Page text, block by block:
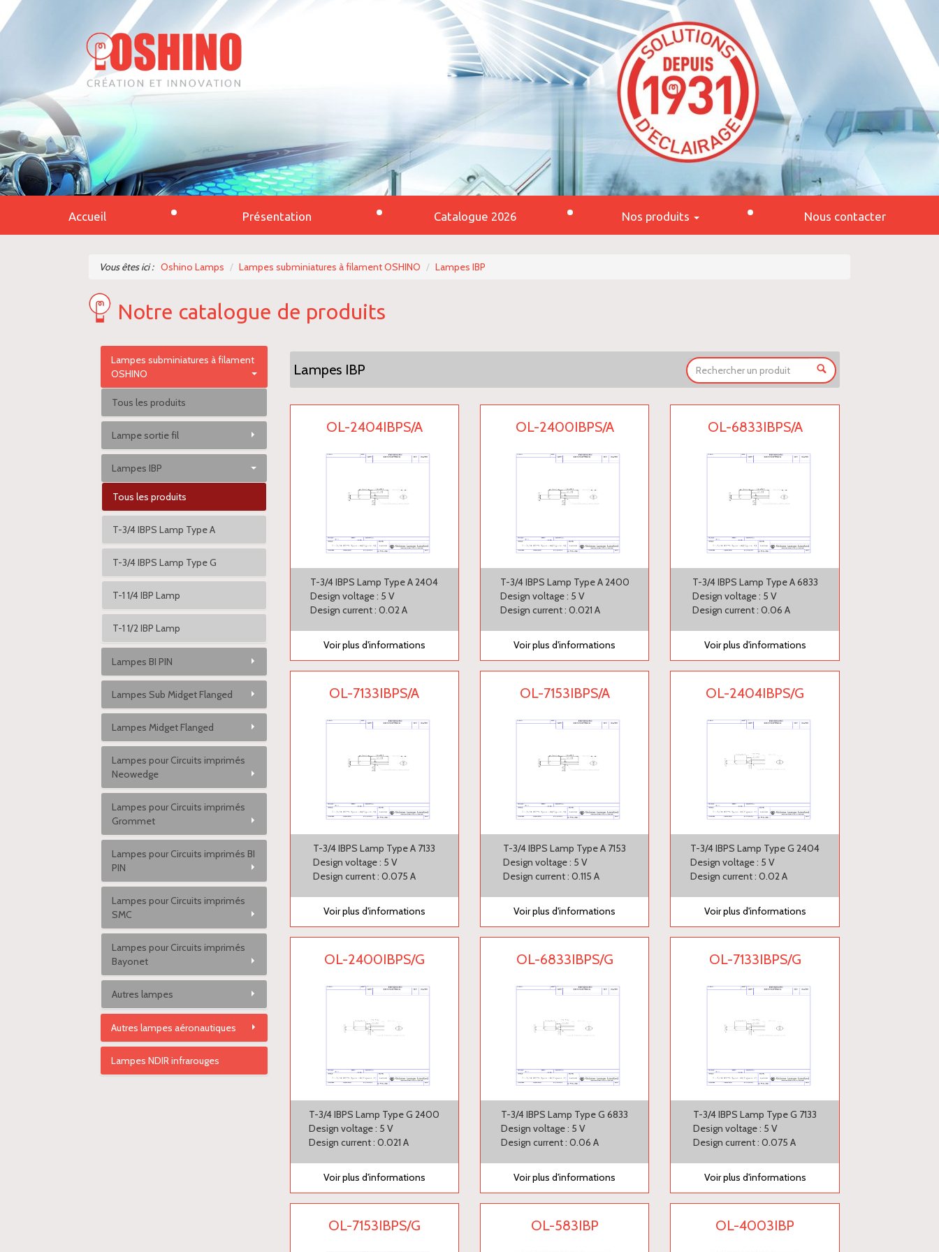
Accueil Présentation Catalogue 2026 Nos produits Nous contacter
Vous êtes ici : Oshino Lamps Lampes subminiatures à filament OSHINO Lampes IBP
Notre catalogue de produits
Lampes subminiatures à filament
OSHINO
Tous les produits
Lampe sortie fil
Lampes IBP
Tous les produits
T-3/4 IBPS Lamp Type A
T-3/4 IBPS Lamp Type G
T-1 1/4 IBP Lamp
T-1 1/2 IBP Lamp
Lampes BI PIN
Lampes Sub Midget Flanged
Lampes Midget Flanged
Lampes pour Circuits imprimés
Neowedge
Lampes pour Circuits imprimés
Grommet
Lampes pour Circuits imprimés BI
PIN
Lampes pour Circuits imprimés
SMC
Lampes pour Circuits imprimés
Bayonet
Autres lampes
Autres lampes aéronautiques
Lampes NDIR infrarouges
Lampes IBP
OL-2404IBPS/A
T-3/4 IBPS Lamp Type A 2404
Design voltage : 5 V
Design current : 0.02 A
Voir plus d'informations
OL-2400IBPS/A
T-3/4 IBPS Lamp Type A 2400
Design voltage : 5 V
Design current : 0.021 A
Voir plus d'informations
OL-6833IBPS/A
T-3/4 IBPS Lamp Type A 6833
Design voltage : 5 V
Design current : 0.06 A
Voir plus d'informations
OL-7133IBPS/A
T-3/4 IBPS Lamp Type A 7133
Design voltage : 5 V
Design current : 0.075 A
Voir plus d'informations
OL-7153IBPS/A
T-3/4 IBPS Lamp Type A 7153
Design voltage : 5 V
Design current : 0.115 A
Voir plus d'informations
OL-2404IBPS/G
T-3/4 IBPS Lamp Type G 2404
Design voltage : 5 V
Design current : 0.02 A
Voir plus d'informations
OL-2400IBPS/G
T-3/4 IBPS Lamp Type G 2400
Design voltage : 5 V
Design current : 0.021 A
Voir plus d'informations
OL-6833IBPS/G
T-3/4 IBPS Lamp Type G 6833
Design voltage : 5 V
Design current : 0.06 A
Voir plus d'informations
OL-7133IBPS/G
T-3/4 IBPS Lamp Type G 7133
Design voltage : 5 V
Design current : 0.075 A
Voir plus d'informations
OL-7153IBPS/G OL-583IBP OL-4003IBP